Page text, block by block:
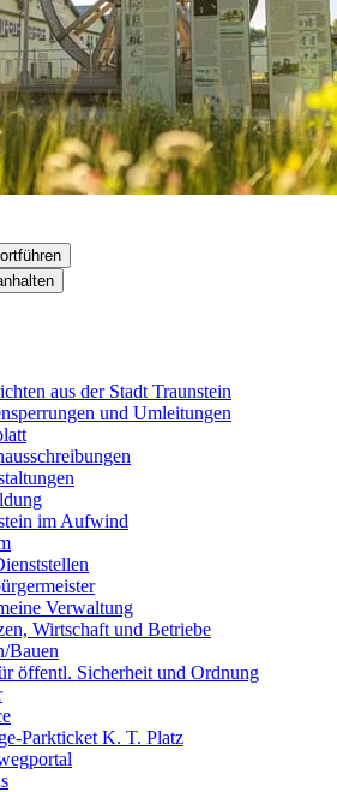
aus der Stadt Traunstein
und Umleitungen
im Aufwind
Verwaltung
Wirtschaft und Betriebe
Bauen
öffentl. Sicherheit und Ordnung
Parkticket K. T. Platz